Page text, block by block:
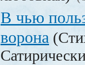
В чью
ворона